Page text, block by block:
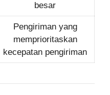
besar
Pengiriman yang
memprioritaskan
kecepatan pengiriman